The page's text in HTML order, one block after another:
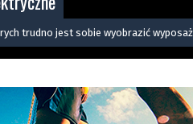
trudno jest sobie wyobrazić